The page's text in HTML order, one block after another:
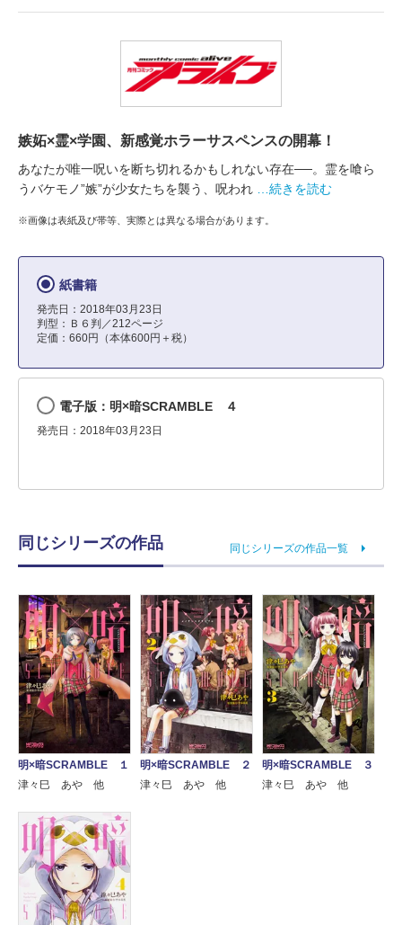
嫉妬×霊×学園、新感覚ホラーサスペンスの開幕！
あなたが唯一呪いを断ち切れるかもしれない存在──。霊を喰ら
うバケモノ”嫉”が少女たちを襲う、呪われ
…続きを読む
※画像は表紙及び帯等、実際とは異なる場合があります。
紙書籍
発売日：2018年03月23日
判型：Ｂ６判／212ページ
定価：660円（本体600円＋税）
電子版：明×暗SCRAMBLE ４
発売日：2018年03月23日
同じシリーズの作品 同じシリーズの作品一覧
明×暗SCRAMBLE １
津々巳 あや 他
明×暗SCRAMBLE ２
津々巳 あや 他
明×暗SCRAMBLE ３
津々巳 あや 他